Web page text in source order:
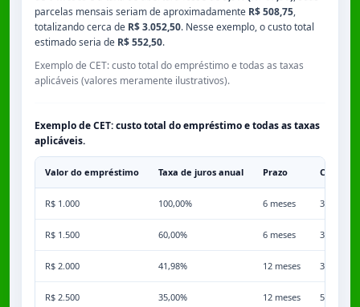
parcelas mensais seriam de aproximadamente R$ 508,75,
totalizando cerca de R$ 3.052,50. Nesse exemplo, o custo total
estimado seria de R$ 552,50.
Exemplo de CET: custo total do empréstimo e todas as taxas
aplicáveis (valores meramente ilustrativos).
Exemplo de CET: custo total do empréstimo e todas as taxas
aplicáveis.
Valor do empréstimo Taxa de juros anual Prazo
R$ 1.000 100,00% 6 meses 3,50%
R$ 1.500 60,00% 6 meses 3,50%
R$ 2.000 41,98% 12 meses 3,50%
R$ 2.500 35,00% 12 meses 5,00%